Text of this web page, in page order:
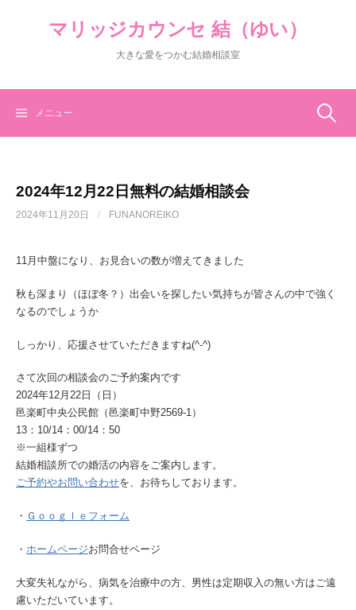
マリッジカウンセ 結（ゆい）
大きな愛をつかむ結婚相談室
メニュー 検
2024年12月22日無料の結婚相談会
2024年11月20日 / FUNANOREIKO
11月中盤になり、お見合いの数が増えてきました
秋も深まり（ほぼ冬？）出会いを探したい気持ちが皆さんの中で強く
なるのでしょうか
しっかり、応援させていただきますね(^-^)
さて次回の相談会のご予約案内です
2024年12月22日（日）
邑楽町中央公民館（邑楽町中野2569-1）
13：10/14：00/14：50
※一組様ずつ
結婚相談所での婚活の内容をご案内します。
ご予約やお問い合わせを、お待ちしております。
・ Ｇｏｏｇｌｅフォーム
・ ホームページお問合せページ
大変失礼ながら、病気を治療中の方、男性は定期収入の無い方はご遠
慮いただいています。